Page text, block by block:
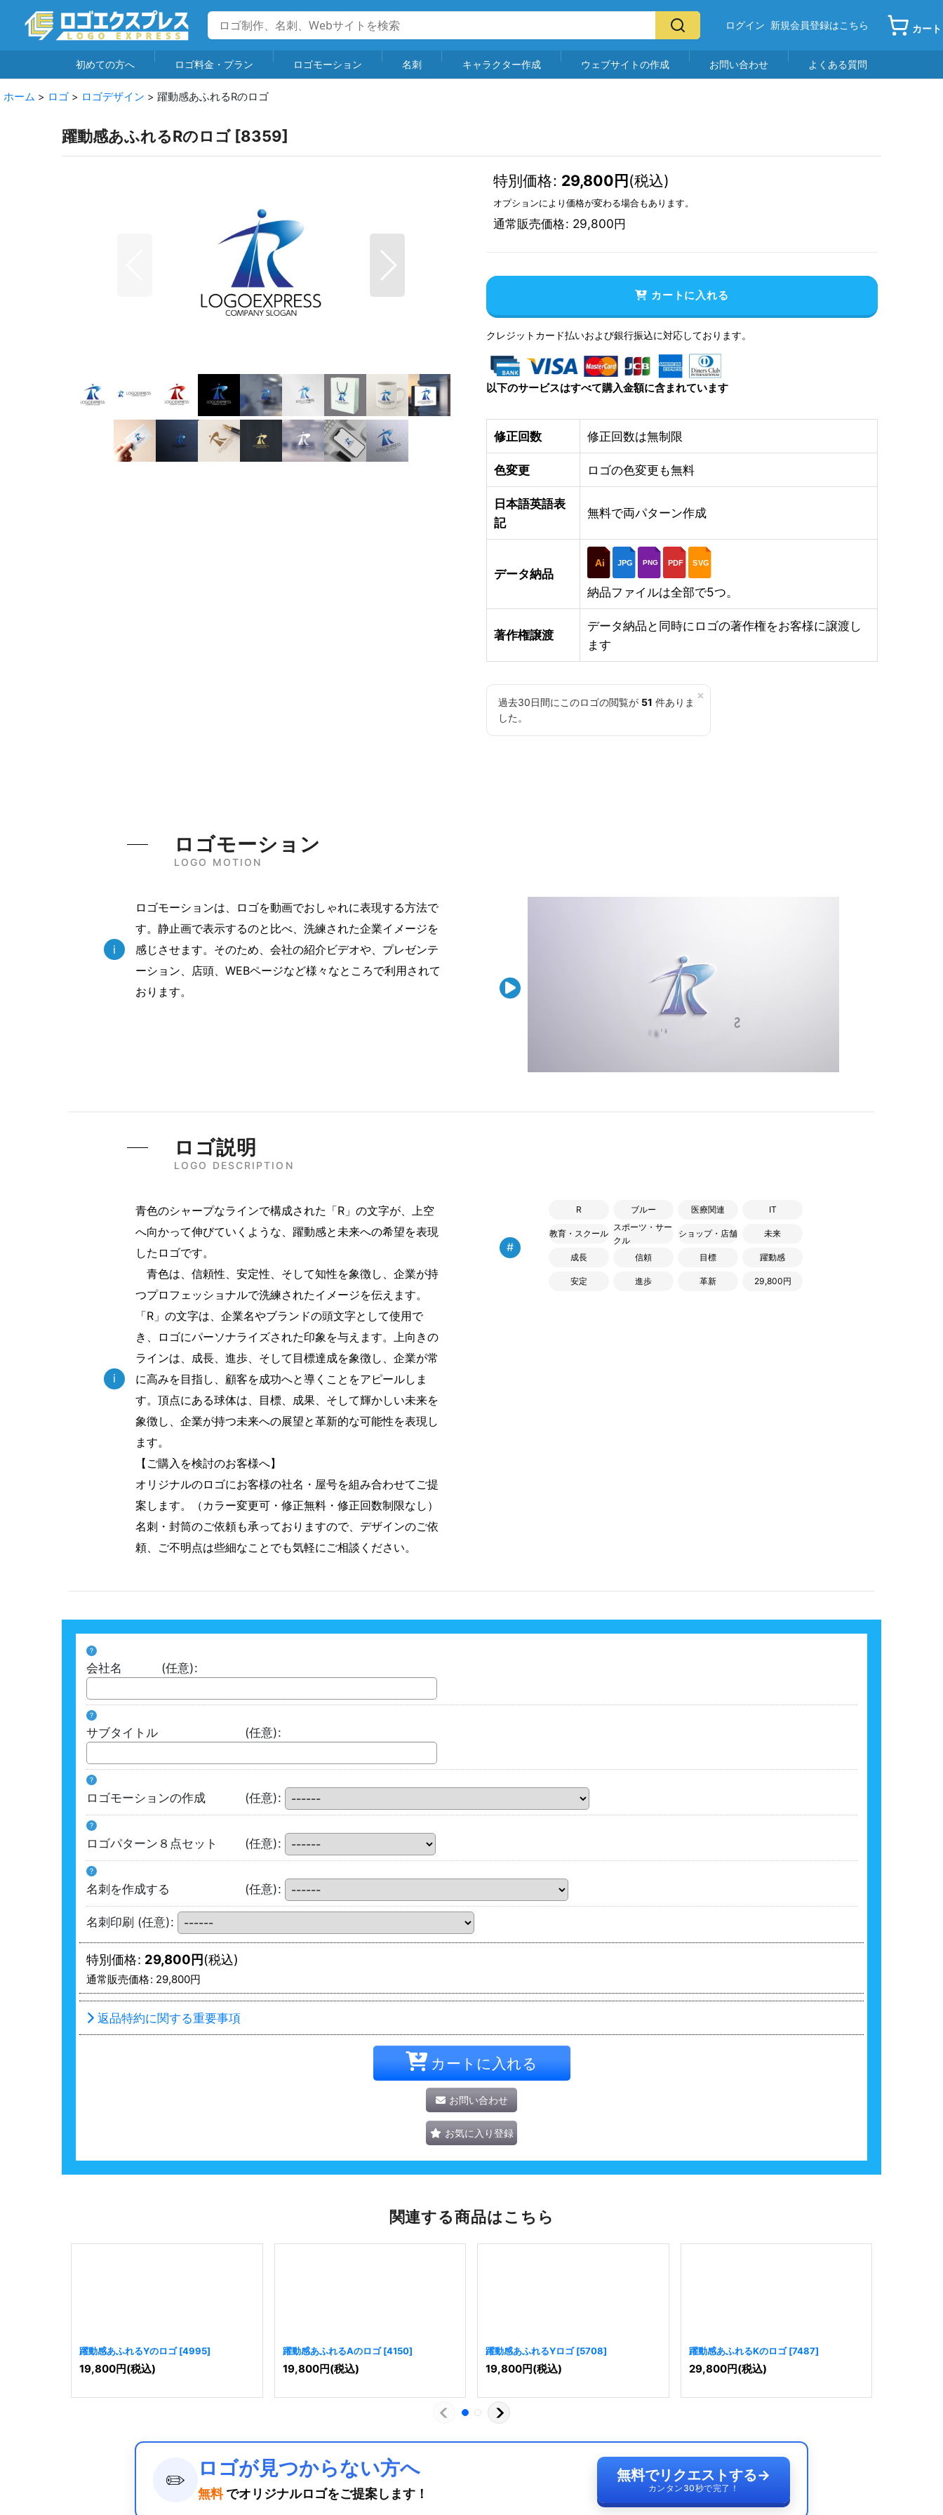
ログイン 新規会員登録はこちら カート
初めての方へ ロゴ料金・プラン ロゴモーション 名刺 キャラクター作成 ウェブサイトの作成 お問い合わせ よくある質問
ホーム > ロゴ > ロゴデザイン > 躍動感あふれるRのロゴ
躍動感あふれるRのロゴ [8359]
特別価格: 29,800円(税込)
オプションにより価格が変わる場合もあります。
通常販売価格: 29,800円
カートに入れる
クレジットカード払いおよび銀行振込に対応しております。
以下のサービスはすべて購入金額に含まれています
修正回数 修正回数は無制限
色変更 ロゴの色変更も無料
日本語英語表
記
無料で両パターン作成
データ納品
Ai JPG PNG PDF SVG
納品ファイルは全部で5つ。
著作権譲渡
データ納品と同時にロゴの著作権をお客様に譲渡し
ます
×
過去30日間にこのロゴの閲覧が 51 件ありま
した。
LOGO MOTION
ロゴモーション
i
ロゴモーションは、ロゴを動画でおしゃれに表現する方法で
す。静止画で表示するのと比べ、洗練された企業イメージを
感じさせます。そのため、会社の紹介ビデオや、プレゼンテ
ーション、店頭、WEBページなど様々なところで利用されて
おります。

LOGO DESCRIPTION
ロゴ説明
i
青色のシャープなラインで構成された「R」の文字が、上空
へ向かって伸びていくような、躍動感と未来への希望を表現
したロゴです。
青色は、信頼性、安定性、そして知性を象徴し、企業が持
つプロフェッショナルで洗練されたイメージを伝えます。
「R」の文字は、企業名やブランドの頭文字として使用で
き、ロゴにパーソナライズされた印象を与えます。上向きの
ラインは、成長、進歩、そして目標達成を象徴し、企業が常
に高みを目指し、顧客を成功へと導くことをアピールしま
す。頂点にある球体は、目標、成果、そして輝かしい未来を
象徴し、企業が持つ未来への展望と革新的な可能性を表現し
ます。
【ご購入を検討のお客様へ】
オリジナルのロゴにお客様の社名・屋号を組み合わせてご提
案します。（カラー変更可・修正無料・修正回数制限なし）
名刺・封筒のご依頼も承っておりますので、デザインのご依
頼、ご不明点は些細なことでも気軽にご相談ください。
#
R ブルー 医療関連 IT
教育・スクール
スポーツ・サー
クル
ショップ・店舗 未来
成長 信頼 目標 躍動感
安定 進歩 革新 29,800円
?
会社名 (任意):
?
サブタイトル (任意):
?
ロゴモーションの作成 (任意):
?
ロゴパターン８点セット (任意):
?
名刺を作成する (任意):
名刺印刷 (任意):
特別価格: 29,800円(税込)
通常販売価格: 29,800円
返品特約に関する重要事項
カートに入れる
お問い合わせ
お気に入り登録
関連する商品はこちら
躍動感あふれるYのロゴ [4995]
19,800円(税込)
躍動感あふれるAのロゴ [4150]
19,800円(税込)
躍動感あふれるYロゴ [5708]
19,800円(税込)
躍動感あふれるKのロゴ [7487]
29,800円(税込)
✏️
ロゴが見つからない方へ
無料 でオリジナルロゴをご提案します！
無料でリクエストする→
カンタン30秒で完了！